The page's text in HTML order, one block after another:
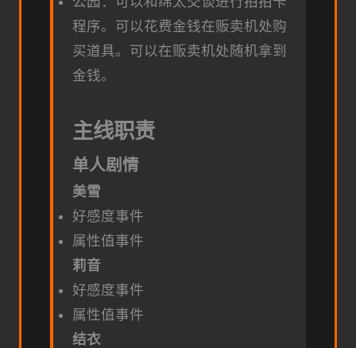
程序。可以花费金钱在贩卖机处购
买道具。可以在贩卖机处随机拿到
金钱。
主线职责
单人剧情
美雪
好感度事件
属性值事件
莉音
好感度事件
属性值事件
结衣